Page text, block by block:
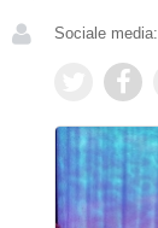
Sociale media: